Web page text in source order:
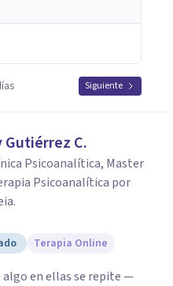
Siguiente
Gutiérrez C.
Psicoanalítica, Master
Psicoanalítica por
Terapia Online
algo en ellas se repite —